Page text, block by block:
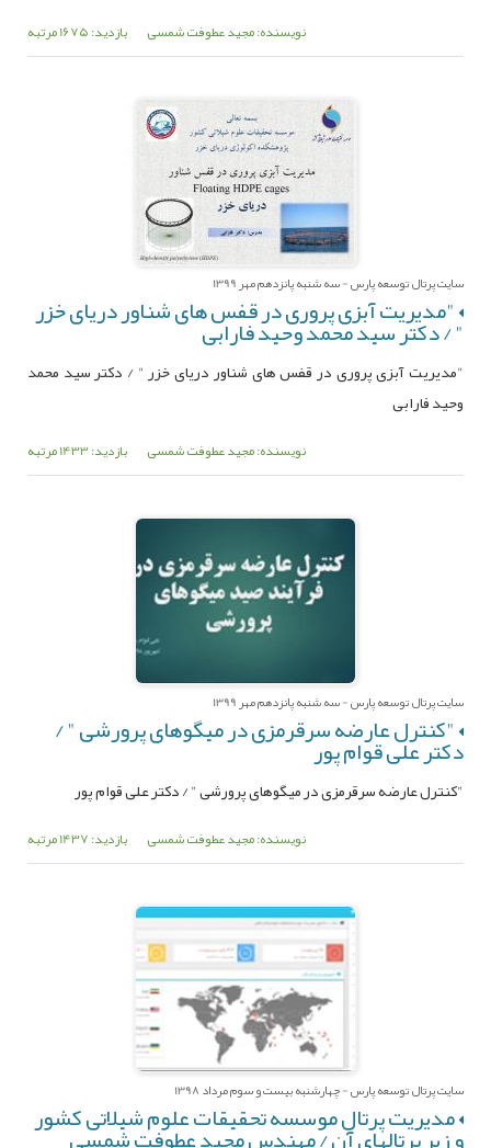
نویسنده: مجید عطوفت شمسی بازدید: 1675 مرتبه
سایت پرتال توسعه پارس - سه شنبه پانزدهم مهر 1399
"مدیریت آبزی پروری در قفس های شناور دریای خزر
" / دکتر سید محمد وحید فارابی
"مدیریت آبزی پروری در قفس های شناور دریای خزر " / دکتر سید محمد
وحید فارابی
نویسنده: مجید عطوفت شمسی بازدید: 1433 مرتبه
سایت پرتال توسعه پارس - سه شنبه پانزدهم مهر 1399
"کنترل عارضه سرقرمزی در میگوهای پرورشی " /
دکتر علی قوام پور
"کنترل عارضه سرقرمزی در میگوهای پرورشی " / دکتر علی قوام پور
نویسنده: مجید عطوفت شمسی بازدید: 1437 مرتبه
سایت پرتال توسعه پارس - چهارشنبه بیست و سوم مرداد 1398
مدیریت پرتال موسسه تحقیقات علوم شیلاتی کشور
و زیر پرتالهای آن / مهندس مجید عطوفت شمسی